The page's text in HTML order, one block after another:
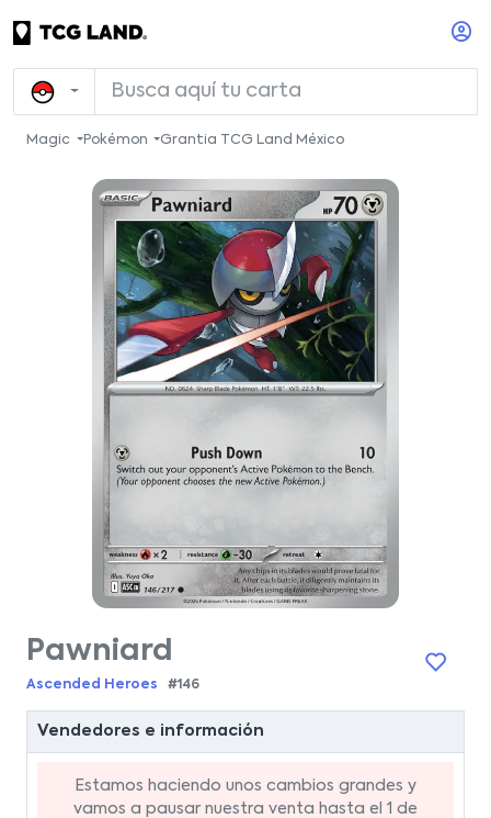
Magic Pokémon Grantia TCG Land México
Pawniard
Ascended Heroes #146
Vendedores e información
Estamos haciendo unos cambios grandes y
vamos a pausar nuestra venta hasta el 1 de